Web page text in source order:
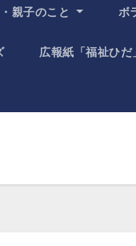
親子のこと ボ
広報紙「福祉ひ